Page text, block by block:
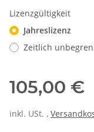
Lizenzgültigkeit
Jahreslizenz
Zeitlich
105,00 €
inkl. USt. ,